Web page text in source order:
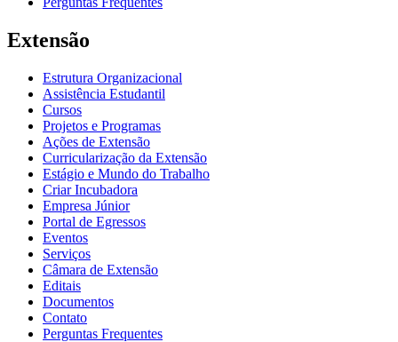
Extensão
Estrutura Organizacional
Assistência Estudantil
Cursos
Projetos e Programas
Ações de Extensão
Curricularização da Extensão
Estágio e Mundo do Trabalho
Criar Incubadora
Empresa Júnior
Portal de Egressos
Eventos
Serviços
Câmara de Extensão
Editais
Documentos
Contato
Perguntas Frequentes